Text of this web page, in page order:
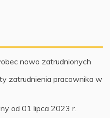
nowo zatrudnionych
zatrudnienia pracownika w
od 01 lipca 2023 r.